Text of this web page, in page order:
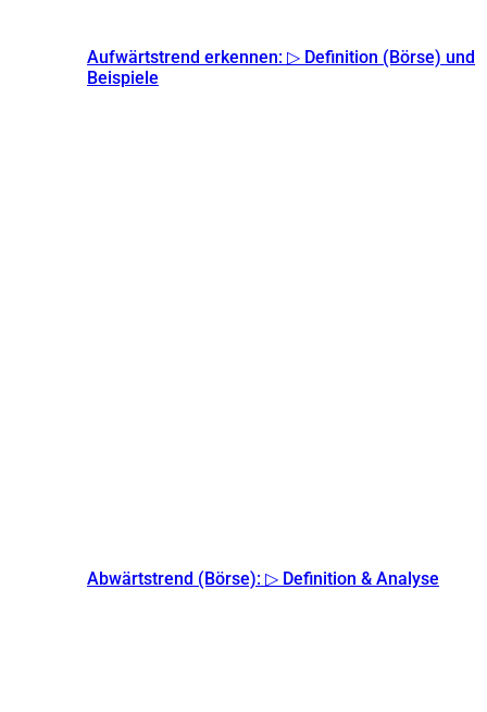
Aufwärtstrend erkennen: ▷ Definition (Börse) und
Beispiele
Abwärtstrend (Börse): ▷ Definition & Analyse